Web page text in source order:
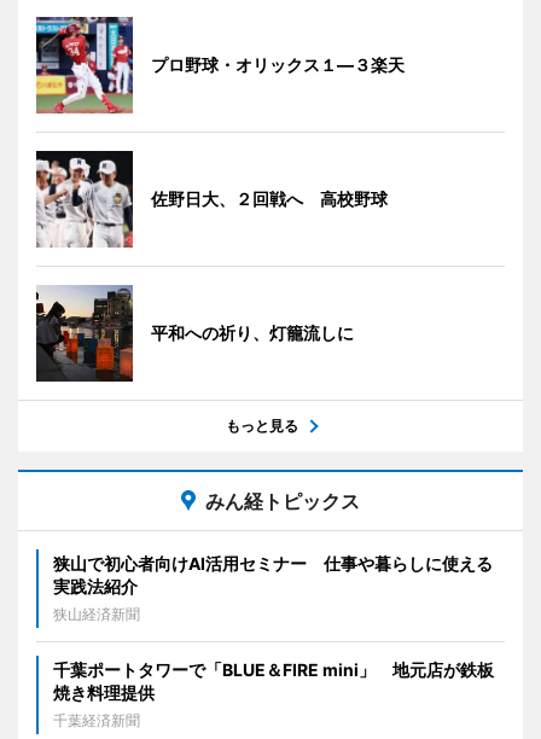
プロ野球・オリックス１―３楽天
佐野日大、２回戦へ 高校野球
平和への祈り、灯籠流しに
もっと見る
みん経トピックス
狭山で初心者向けAI活用セミナー 仕事や暮らしに使える
実践法紹介
狭山経済新聞
千葉ポートタワーで「BLUE＆FIRE mini」 地元店が鉄板
焼き料理提供
千葉経済新聞